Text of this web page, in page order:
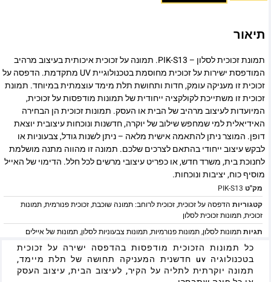
תיאור
תמונת זכוכית לסלון – PIK-S13. תמונה על זכוכית איכותית בעיצוב מרהיב
המודפסת ישירות על זכוכית מחוסמת בטכנולוגיית UV מתקדמת. הדפסה על
זכוכית זו מעניקה עומק, חדות ותחושת תלת מימד עוצמתית במיוחד. תמונת
זכוכית זו משתייכת לקולקציה ייחודית של תמונות מודפסות על זכוכית,
המיועדות לעיצוב מרהיב של הבית או העסק. תמונות זכוכית הן הבחירה
האידיאלית למי שמחפש שילוב של יוקרה, חדשנות ונוכחות עיצובית יוצאת
דופן. המוצר ניתן להתאמה אישית מלאה – ניתן לשנות גודל, צבעוניות או
לבקש עיצוב ייחודי בהתאם לצרכים שלכם. תמונה זו מהווה מתנה מושלמת
לחנוכת בית, משרד חדש, או כפריט עיצובי מרשים לכל חלל. הדימוי של האייל
מוסיף כוח, יציבות ונוכחות.
מק"ט PIK-S13
קטגוריות הדפסה על זכוכית,זכוכית לרוחב: תמונה שוכבת,זכוכית פנורמית,תמונות
זכוכית,תמונות זכוכית לסלון
תגיותתמונות לסלון,תמונות פנורמיות,תמונות צבעוניות לסלון,תמונות של איילים
כל תמונות הזכוכית מודפסות בהדפסה ישירה על זכוכית
בטכנולוגיה uv חדשנית המעניקה תחושה של תלת מיימד,
תמונה יוקרתית לתליה על הקיר, לעיצוב הבית, עיצוב העסק